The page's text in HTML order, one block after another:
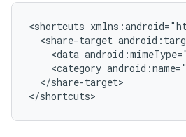
<shortcuts
<share-target
<data
<category
</share-target>
</shortcuts>